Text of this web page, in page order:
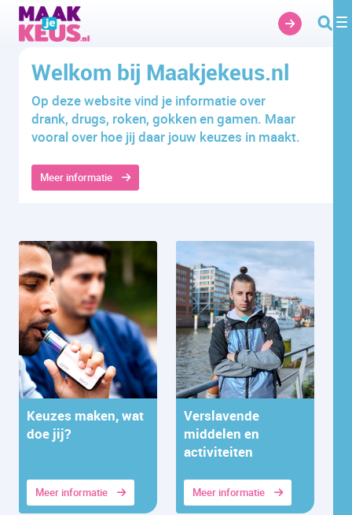
Overslaan en naar hoofdinhoud gaan
Welkom bij Maakjekeus.nl
Op deze website vind je informatie over
drank, drugs, roken, gokken en gamen. Maar
vooral over hoe jij daar jouw keuzes in maakt.
Meer informatie
Keuzes maken, wat
doe jij?
Meer informatie
Verslavende
middelen en
activiteiten
Meer informatie